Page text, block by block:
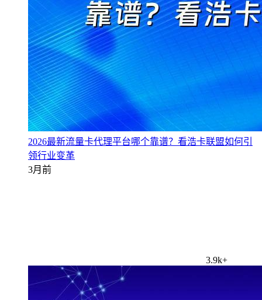
2026最新流量卡代理平台哪个靠谱？看浩卡联盟如何引
领行业变革
3月前
3.9k+